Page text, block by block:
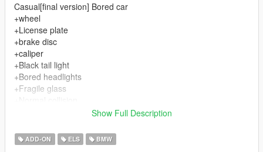
Casual[final version] Bored car
+wheel
+License plate
+brake disc
+caliper
+Black tail light
+Bored headlights
+Fragile glass
+Tire can change color
Disadvantage
+Fixed tail
Show Full Description
ADD-ON ELS BMW